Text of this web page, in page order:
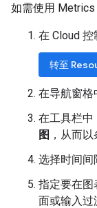
如需使用 Metrics
在 Cloud
转至
在导航窗格
在工具栏中
图 ，从而
选择时间间
指定要在图
面或输入过